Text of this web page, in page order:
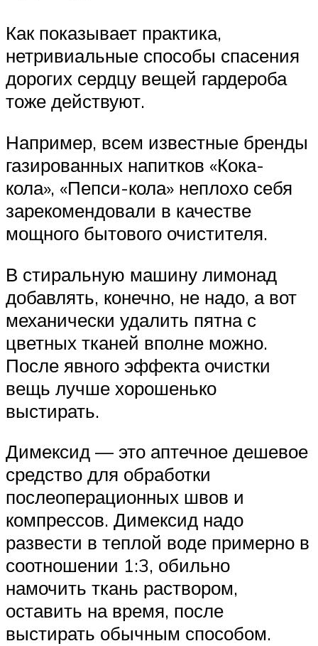
Как показывает практика,
нетривиальные способы спасения
дорогих сердцу вещей гардероба
тоже действуют.
Например, всем известные бренды
газированных напитков «Кока-
кола», «Пепси-кола» неплохо себя
зарекомендовали в качестве
мощного бытового очистителя.
В стиральную машину лимонад
добавлять, конечно, не надо, а вот
механически удалить пятна с
цветных тканей вполне можно.
После явного эффекта очистки
вещь лучше хорошенько
выстирать.
Димексид — это аптечное дешевое
средство для обработки
послеоперационных швов и
компрессов. Димексид надо
развести в теплой воде примерно в
соотношении 1:3, обильно
намочить ткань раствором,
оставить на время, после
выстирать обычным способом.